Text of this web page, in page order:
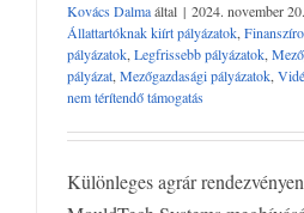
Kovács Dalmaáltal | 2024. november 20.
Állattartóknak kiírt pályázatok
pályázatok Legfrissebb pályázatok
pályázat Mezőgazdasági pályázatok
nem térítendő támogatás
Különleges agrár